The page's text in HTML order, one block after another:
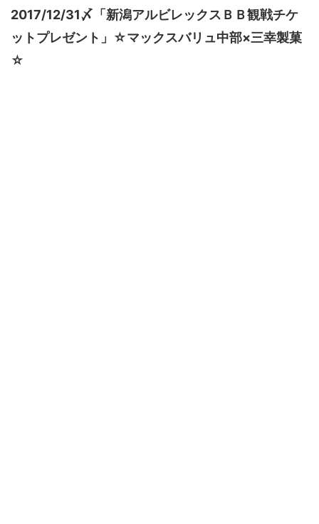
2017/12/31〆「新潟アルビレックスＢＢ観戦チケ
ットプレゼント」☆マックスバリュ中部×三幸製菓
☆